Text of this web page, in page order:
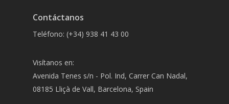
Contáctanos
Teléfono: (+34) 938 41 43 00
Visítanos en:
Avenida Tenes s/n - Pol. Ind, Carrer Can Nadal,
08185 Lliçà de Vall, Barcelona, Spain